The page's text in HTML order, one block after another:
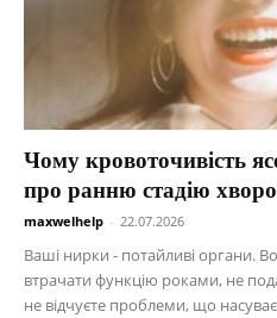
Чому кровоточивість
про ранню стадію
maxwelhelp - 22.07.2026
Ваші нирки - потайливі органи.
втрачати функцію роками, не
не відчуєте проблеми, що